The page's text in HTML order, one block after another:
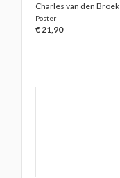
Charles van den Broek
Poster
€ 21,90